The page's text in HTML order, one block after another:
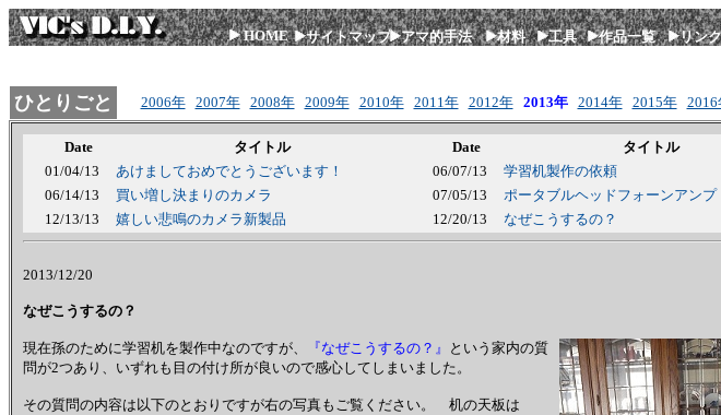
HOME サイトマップ アマ的手法 材料 工具 作品一覧 リンク
ひとりごと 2006年 2007年 2008年 2009年 2010年 2011年 2012年 2013年 2014年 2015年 2016
Date タイトル Date
タイトル
01/04/13
あけましておめでとうございます！ 06/07/13
学習机製作の依頼
06/14/13
買い増し決まりのカメラ 07/05/13
ポータブルヘッドフォーンアンプ
12/13/13
嬉しい悲鳴のカメラ新製品 12/20/13 なぜこうするの？
2013/12/20
なぜこうするの？
現在孫のために学習机を製作中なのですが、 『なぜこうするの？』
という家内の質
問が2つあり、いずれも目の付け所が良いので感心してしまいました。
その質問の内容は以下のとおりですが右の写真もご覧ください。 机の天板は